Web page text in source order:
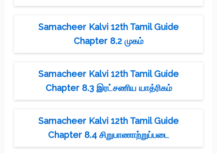
Samacheer Kalvi 12th Tamil Guide
Chapter 8.2 முகம்
Samacheer Kalvi 12th Tamil Guide
Chapter 8.3 இரட்சணிய யாத்ரிகம்
Samacheer Kalvi 12th Tamil Guide
Chapter 8.4 சிறுபாணாற்றுப்படை